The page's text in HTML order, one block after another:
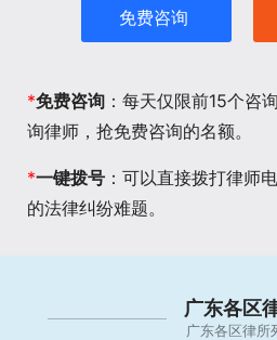
免费咨询
*免费咨询 ：每天仅限前15个咨
询律师，抢免费咨询的名额。
*一键拨号 ：可以直接拨打律师
的法律纠纷难题。
广东各区
广东各区律所